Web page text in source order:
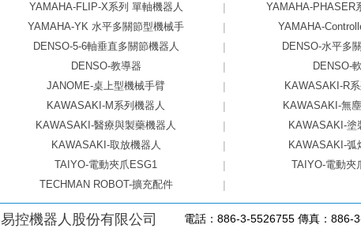
YAMAHA-FLIP-X系列 單軸機器人 | YAMAHA-PHASER
YAMAHA-YK 水平多關節型機械手 | YAMAHA-
DENSO-5-6軸垂直多關節機器人 | DENSO-水平多
DENSO-教導器 | DENSO-
JANOME-桌上型機械手臂 | KAWASAKI-R
KAWASAKI-M系列機器人 | KAWASAKI-無
KAWASAKI-醫療與製藥機器人 | KAWASAKI-塗
KAWASAKI-取放機器人 | KAWASAKI-弧
TAIYO-電動夾爪ESG1 | TAIYO-電動夾
TECHMAN ROBOT-擴充配件 |
易控機器人股份有限公司 電話：886-3-5526755 傳真：886-